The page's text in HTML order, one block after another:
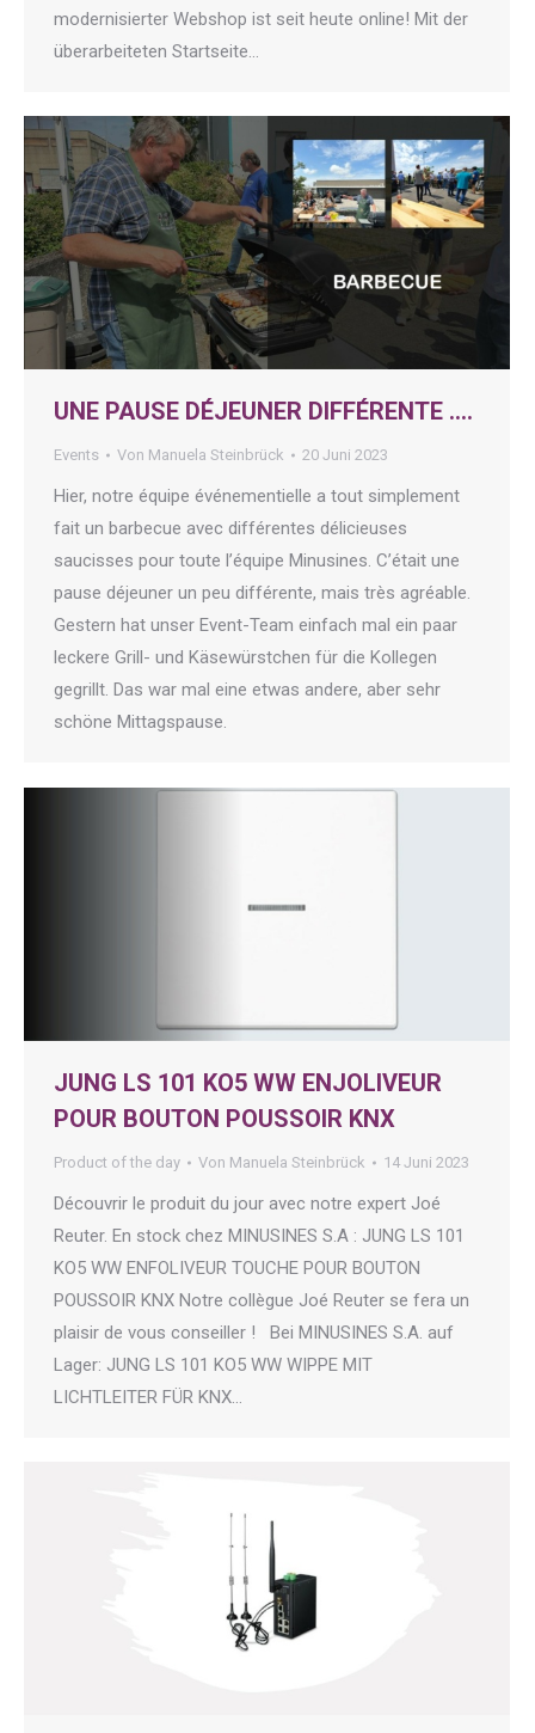
modernisierter Webshop ist seit heute online! Mit der
überarbeiteten Startseite…
UNE PAUSE DÉJEUNER DIFFÉRENTE ….
Events Von Manuela Steinbrück 20 Juni 2023
Hier, notre équipe événementielle a tout simplement
fait un barbecue avec différentes délicieuses
saucisses pour toute l’équipe Minusines. C’était une
pause déjeuner un peu différente, mais très agréable.
Gestern hat unser Event-Team einfach mal ein paar
leckere Grill- und Käsewürstchen für die Kollegen
gegrillt. Das war mal eine etwas andere, aber sehr
schöne Mittagspause.
JUNG LS 101 KO5 WW ENJOLIVEUR
POUR BOUTON POUSSOIR KNX
Product of the day Von Manuela Steinbrück 14 Juni 2023
Découvrir le produit du jour avec notre expert Joé
Reuter. En stock chez MINUSINES S.A : JUNG LS 101
KO5 WW ENFOLIVEUR TOUCHE POUR BOUTON
POUSSOIR KNX Notre collègue Joé Reuter se fera un
plaisir de vous conseiller ! Bei MINUSINES S.A. auf
Lager: JUNG LS 101 KO5 WW WIPPE MIT
LICHTLEITER FÜR KNX…